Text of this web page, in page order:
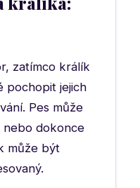
zatímco králík
pochopit jejich
Pes může
dokonce
může být